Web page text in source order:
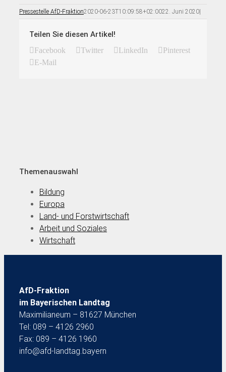
Pressestelle AfD-Fraktion2020-06-23T10:09:58+02:0022. Juni 2020|
Teilen Sie diesen Artikel!
Facebook Twitter LinkedIn
Pinterest
E-Mail
Themenauswahl
Bildung
Europa
Land- und Forstwirtschaft
Arbeit und Soziales
Wirtschaft
AfD-Fraktion
im Bayerischen Landtag
Maximilianeum – 81627 München
Tel: 089 – 4126 2960
Fax: 089 – 4126 1960
info@afd-landtag.bayern